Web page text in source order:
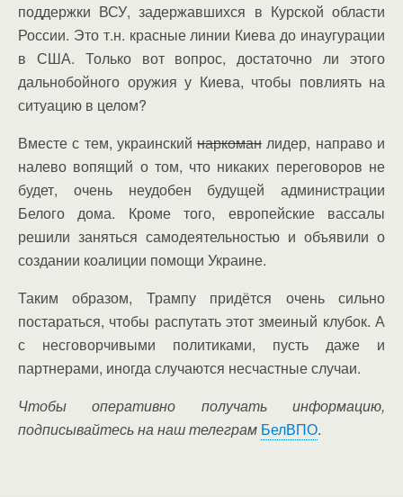
поддержки ВСУ, задержавшихся в Курской области
России. Это т.н. красные линии Киева до инаугурации
в США. Только вот вопрос, достаточно ли этого
дальнобойного оружия у Киева, чтобы повлиять на
ситуацию в целом?
Вместе с тем, украинскийнаркоманлидер, направо и
налево вопящий о том, что никаких переговоров не
будет, очень неудобен будущей администрации
Белого дома. Кроме того, европейские вассалы
решили заняться самодеятельностью и объявили о
создании коалиции помощи Украине.
Таким образом, Трампу придётся очень сильно
постараться, чтобы распутать этот змеиный клубок. А
с несговорчивыми политиками, пусть даже и
партнерами, иногда случаются несчастные случаи.
Чтобы оперативно получать информацию,
подписывайтесь на наш телеграм БелВПО.